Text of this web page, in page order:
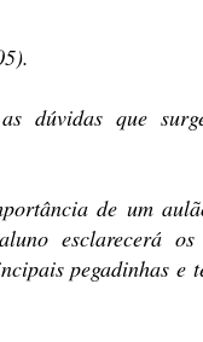
dúvidas que
de um
esclarecerá os
pegadinhas e